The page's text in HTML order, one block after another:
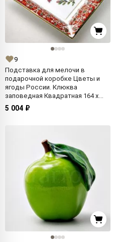
9
Подставка для мелочи в
подарочной коробке Цветы и
ягоды России. Клюква
заповедная Квадратная 164 x
164 мм.
5 004 ₽